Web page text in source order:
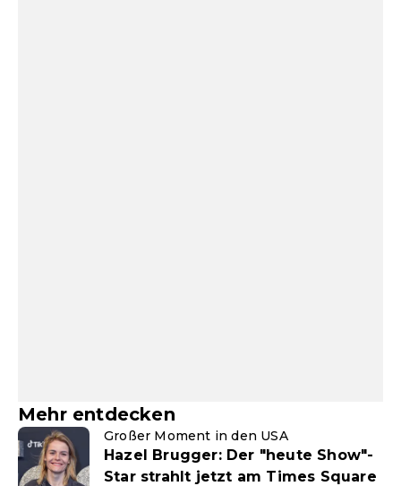
Mehr entdecken
Großer Moment in den USA
Hazel Brugger: Der "heute Show"-
Star strahlt jetzt am Times Square